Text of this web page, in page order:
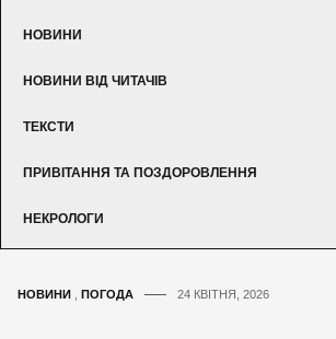
НОВИНИ
НОВИНИ ВІД ЧИТАЧІВ
ТЕКСТИ
ПРИВІТАННЯ ТА ПОЗДОРОВЛЕННЯ
НЕКРОЛОГИ
НОВИНИ ПОГОДА 24 КВІТНЯ, 2026